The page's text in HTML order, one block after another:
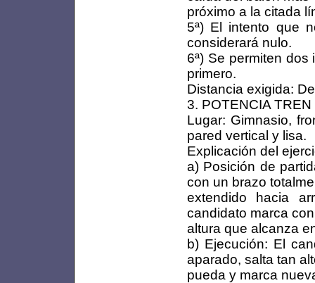
próximo a la citada
5ª) El intento que
considerará nulo.
6ª) Se permiten
primero.
Distancia exigida:
3. POTENCIA
Lugar: Gimnasio,
pared vertical y lisa.
Explicación del
a) Posición de
con un brazo
extendido hacia
candidato marca
altura que alcanza
b) Ejecución: El
aparado, salta tan
pueda y marca